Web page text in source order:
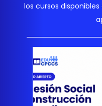
los cursos